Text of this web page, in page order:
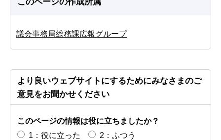
議会事務局総務課広報グループ
より良いウェブサイトにするためにみなさまのご
意見をお聞かせください
このページの情報は役に立ちましたか？
1：役に立った
2：ふつう